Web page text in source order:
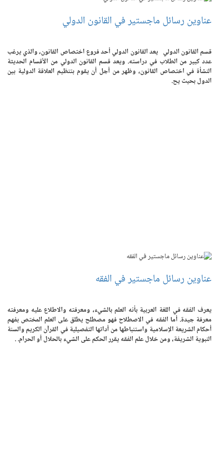
عناوين رسائل ماجستير في القانون الدولي
قسم القانون الدولي يعد القانون الدولي أحد فروع اختصاص القانون، والذي يرغب
عدد كبير من الطلاب في دراسته. ويعد قسم القانون الدولي من الأقسام الحديثة
النشأة في اختصاص القانون، وظهر من أجل أن يقوم بتنظيم العلاقة الدولية بين
الدول بحيث يح.
عناوين رسائل ماجستير في الفقه
يعرف الفقه في اللغة العربية بأنه العلم بالشيء، ومعرفته والاطلاع عليه ومعرفته
معرفة جيدة. أما الفقه في الاصطلاح فهو مصطلح يطلق على العلم المختص بفهم
أحكام الشريعة الإسلامية واستنباطها من أداتها التفصيلية في القرآن الكريم والسنة
النبوية الشريفة، ومن خلال علم الفقه يقرر الحكم على الشيء بالحلال أو الحرام. .